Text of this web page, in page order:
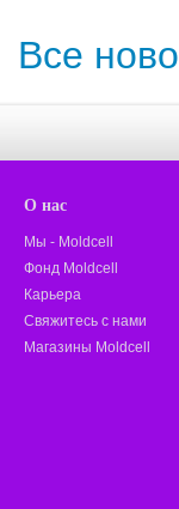
Все
О нас
Мы - Moldcell
Фонд Moldcell
Карьера
Свяжитесь с нами
Магазины Moldcell